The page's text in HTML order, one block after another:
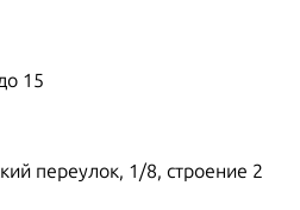
15
переулок, 1/8, строение 2